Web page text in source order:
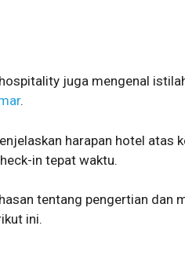
juga mengenal
.
harapan hotel atas
in tepat waktu.
tentang pengertian dan
ini.